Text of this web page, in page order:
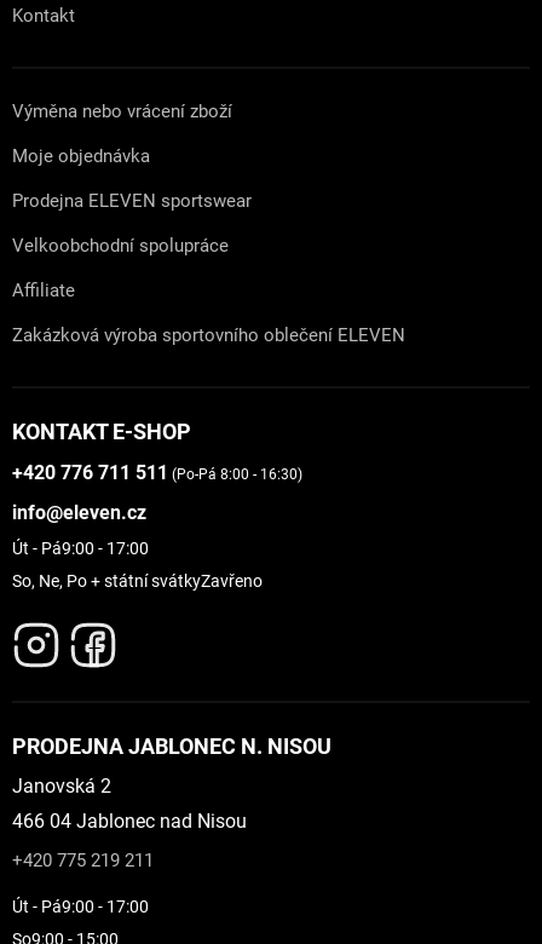
Kontakt
Výměna nebo vrácení zboží
Moje objednávka
Prodejna ELEVEN sportswear
Velkoobchodní spolupráce
Affiliate
Zakázková výroba sportovního oblečení ELEVEN
KONTAKT E-SHOP
+420 776 711 511 (Po-Pá 8:00 - 16:30)
info@eleven.cz
Út - Pá9:00 - 17:00
So, Ne, Po + státní svátkyZavřeno
PRODEJNA JABLONEC N. NISOU
Janovská 2
466 04 Jablonec nad Nisou
+420 775 219 211
Út - Pá9:00 - 17:00
So9:00 - 15:00